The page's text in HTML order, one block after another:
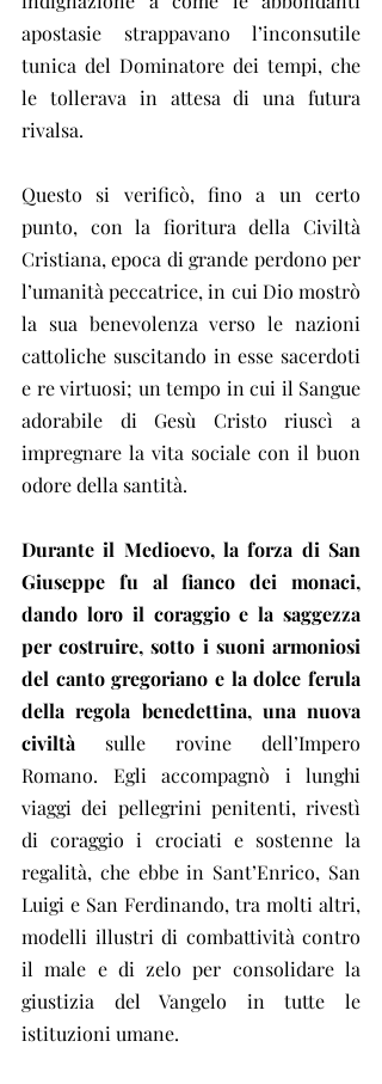
apostasie strappavano l’inconsutile
tunica del Dominatore dei tempi, che
le tollerava in attesa di una futura
rivalsa.
Questo si verificò, fino a un certo
punto, con la fioritura della Civiltà
Cristiana, epoca di grande perdono per
l’umanità peccatrice, in cui Dio mostrò
la sua benevolenza verso le nazioni
cattoliche suscitando in esse sacerdoti
e re virtuosi; un tempo in cui il Sangue
adorabile di Gesù Cristo riuscì a
impregnare la vita sociale con il buon
odore della santità.
Durante il Medioevo, la forza di San
Giuseppe fu al fianco dei monaci,
dando loro il coraggio e la saggezza
per costruire, sotto i suoni armoniosi
del canto gregoriano e la dolce ferula
della regola benedettina, una nuova
civiltà sulle rovine dell’Impero
Romano. Egli accompagnò i lunghi
viaggi dei pellegrini penitenti, rivestì
di coraggio i crociati e sostenne la
regalità, che ebbe in Sant’Enrico, San
Luigi e San Ferdinando, tra molti altri,
modelli illustri di combattività contro
il male e di zelo per consolidare la
giustizia del Vangelo in tutte le
istituzioni umane.